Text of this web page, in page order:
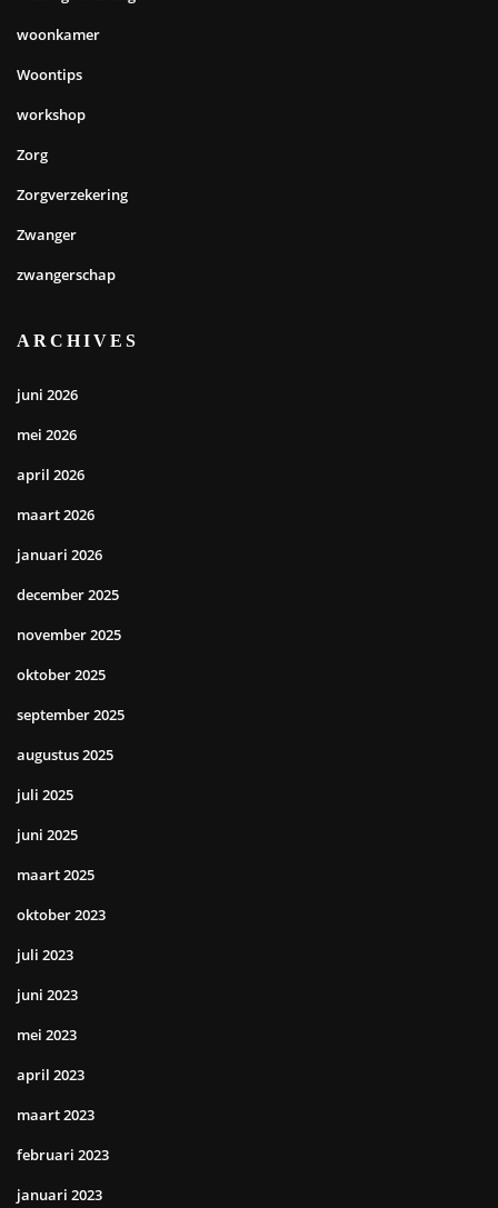
woonkamer
Woontips
workshop
Zorg
Zorgverzekering
Zwanger
zwangerschap
ARCHIVES
juni 2026
mei 2026
april 2026
maart 2026
januari 2026
december 2025
november 2025
oktober 2025
september 2025
augustus 2025
juli 2025
juni 2025
maart 2025
oktober 2023
juli 2023
juni 2023
mei 2023
april 2023
maart 2023
februari 2023
januari 2023